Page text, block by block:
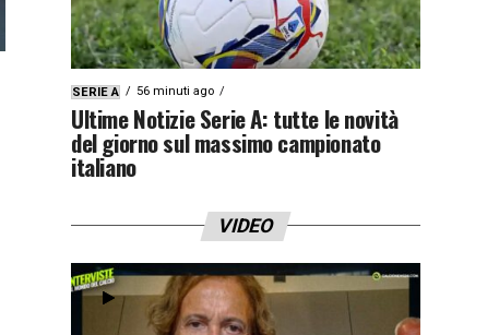
SERIE A 56 minuti ago
Ultime Notizie Serie A: tutte le novità
del giorno sul massimo campionato
italiano
VIDEO